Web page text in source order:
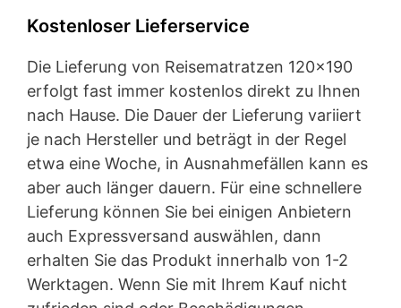
Kostenloser Lieferservice
Die Lieferung von Reisematratzen 120×190
erfolgt fast immer kostenlos direkt zu Ihnen
nach Hause. Die Dauer der Lieferung variiert
je nach Hersteller und beträgt in der Regel
etwa eine Woche, in Ausnahmefällen kann es
aber auch länger dauern. Für eine schnellere
Lieferung können Sie bei einigen Anbietern
auch Expressversand auswählen, dann
erhalten Sie das Produkt innerhalb von 1-2
Werktagen. Wenn Sie mit Ihrem Kauf nicht